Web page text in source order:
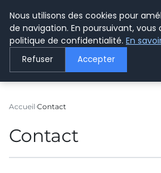
LE
Accueil Contact
Contact
Nous utilisons des cookies pour
de navigation. En poursuivant,
politique de confidentialité. En
Refuser Accepter